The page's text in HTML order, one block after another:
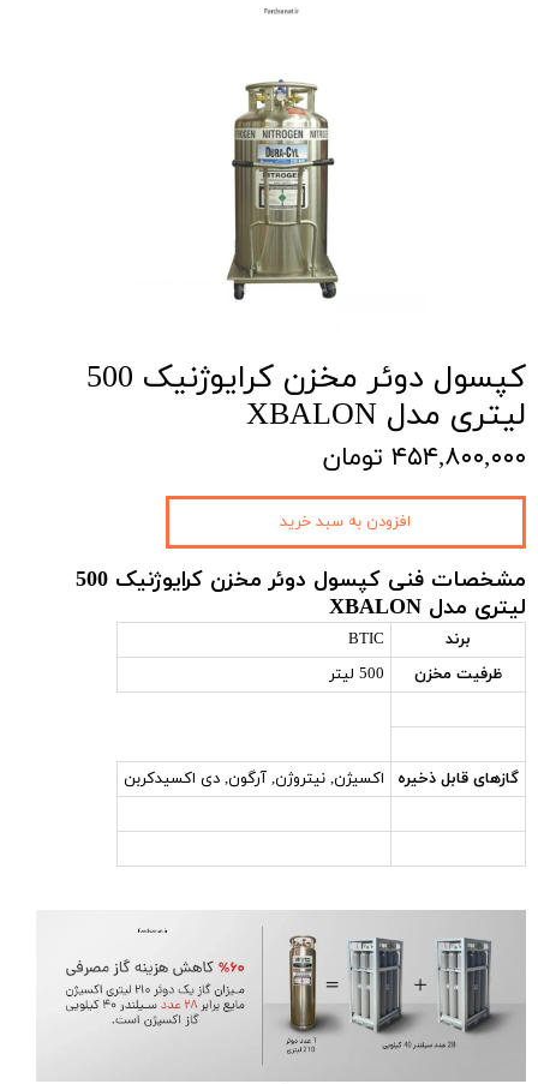
کپسول دوئر مخزن کرایوژنیک 500
لیتری مدل XBALON
۴۵۴,۸۰۰,۰۰۰ تومان
مشخصات فنی کپسول دوئر مخزن کرایوژنیک 500
لیتری مدل XBALON
برند
BTIC
ظرفیت مخزن
500 لیتر
گازهای قابل ذخیره اکسیژن, نیتروژن, آرگون, دی اکسیدکربن
افزودن به سبد خرید